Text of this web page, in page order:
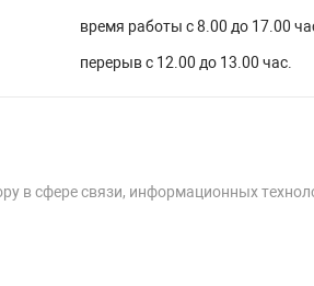
время работы с 8.00 до 17.00
перерыв с 12.00 до 13.00 час.
в сфере связи, информационных